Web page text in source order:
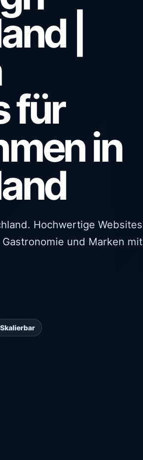
|
für
in
Hochwertige Websites
und Marken mit
Skalierbar